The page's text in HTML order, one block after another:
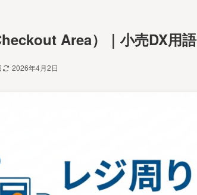
Area）｜小売DX用語
2026年4月2日